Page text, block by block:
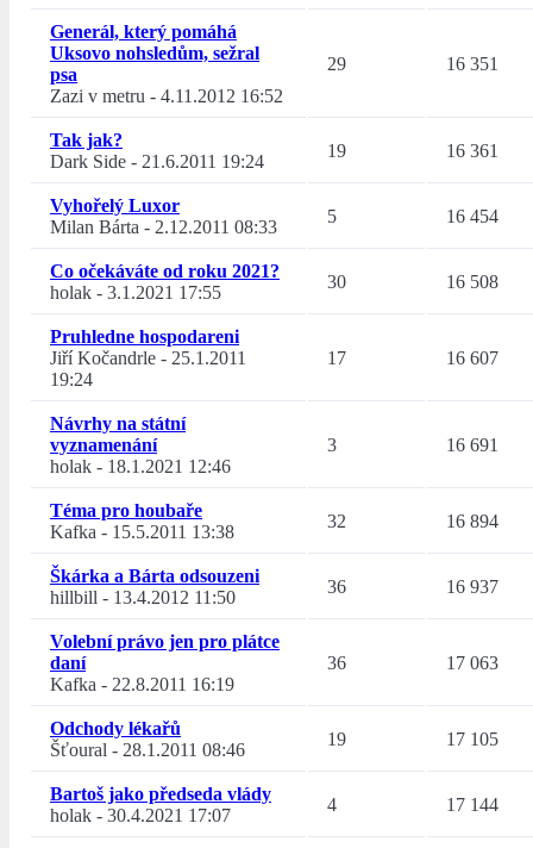
Generál, který pomáhá
Uksovo nohsledům, sežral
psa
Zazi v metru - 4.11.2012 16:52
29 16 351
Tak jak?
Dark Side - 21.6.2011 19:24
19 16 361
Vyhořelý Luxor
Milan Bárta - 2.12.2011 08:33
5 16 454
Co očekáváte od roku 2021?
holak - 3.1.2021 17:55
30 16 508
Pruhledne hospodareni
Jiří Kočandrle - 25.1.2011
19:24
17 16 607
Návrhy na státní
vyznamenání
holak - 18.1.2021 12:46
3 16 691
Téma pro houbaře
Kafka - 15.5.2011 13:38
32 16 894
Škárka a Bárta odsouzeni
hillbill - 13.4.2012 11:50
36 16 937
Volební právo jen pro plátce
daní
Kafka - 22.8.2011 16:19
36 17 063
Odchody lékařů
Šťoural - 28.1.2011 08:46
19 17 105
Bartoš jako předseda vlády
holak - 30.4.2021 17:07
4 17 144